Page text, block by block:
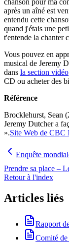
après un aîné est
entendu cette
quand j'étais une
t'entende la chanter
Vous pouvez en
musical de Jeremy
dans la section vidéo
CD ou acheter des
Référence
Brocklehurst, Sean
Jeremy Dutcher a
».Site Web de CBC
Enquête
Prendre sa place –
Retour à l'index
Articles liés
Rapport
Comité